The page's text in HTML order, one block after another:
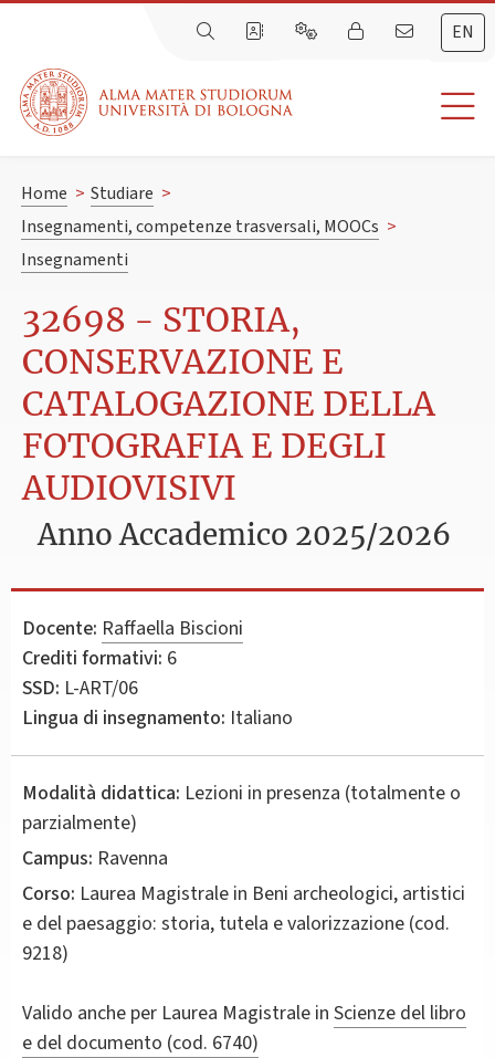
EN
Home > Studiare >
Insegnamenti, competenze trasversali, MOOCs >
Insegnamenti
32698 - STORIA,
CONSERVAZIONE E
CATALOGAZIONE DELLA
FOTOGRAFIA E DEGLI
AUDIOVISIVI
Anno Accademico 2025/2026
Docente: Raffaella Biscioni
Crediti formativi: 6
SSD: L-ART/06
Lingua di insegnamento: Italiano
Modalità didattica: Lezioni in presenza (totalmente o
parzialmente)
Campus: Ravenna
Corso: Laurea Magistrale in Beni archeologici, artistici
e del paesaggio: storia, tutela e valorizzazione (cod.
9218)
Valido anche per Laurea Magistrale in Scienze del libro
e del documento (cod. 6740)